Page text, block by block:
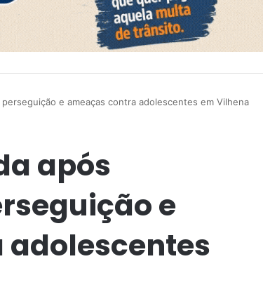
e ameaças contra adolescentes em Vilhena
após
e